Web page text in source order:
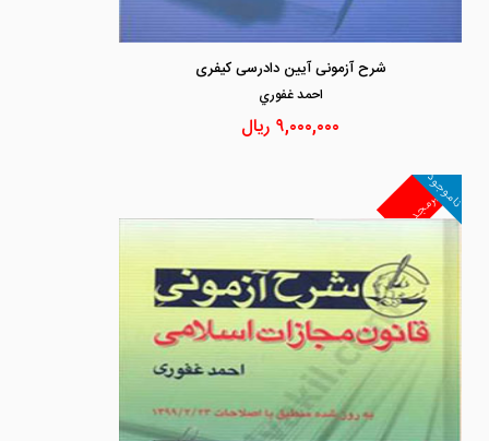
شرح آزمونی آیین دادرسی کیفری
احمد غفوري
۹,۰۰۰,۰۰۰ ریال
غیرمجد
ناموجود